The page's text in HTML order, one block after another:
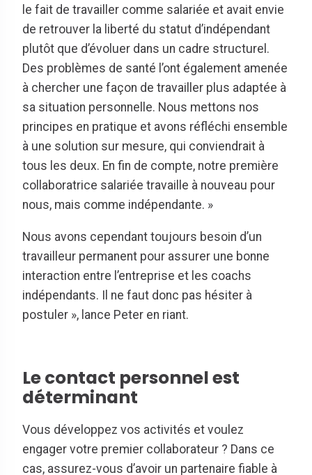
le fait de travailler comme salariée et avait envie
de retrouver la liberté du statut d’indépendant
plutôt que d’évoluer dans un cadre structurel.
Des problèmes de santé l’ont également amenée
à chercher une façon de travailler plus adaptée à
sa situation personnelle. Nous mettons nos
principes en pratique et avons réfléchi ensemble
à une solution sur mesure, qui conviendrait à
tous les deux. En fin de compte, notre première
collaboratrice salariée travaille à nouveau pour
nous, mais comme indépendante. »
Nous avons cependant toujours besoin d’un
travailleur permanent pour assurer une bonne
interaction entre l’entreprise et les coachs
indépendants. Il ne faut donc pas hésiter à
postuler », lance Peter en riant.
Le contact personnel est
déterminant
Vous développez vos activités et voulez
engager votre premier collaborateur ? Dans ce
cas, assurez-vous d’avoir un partenaire fiable à